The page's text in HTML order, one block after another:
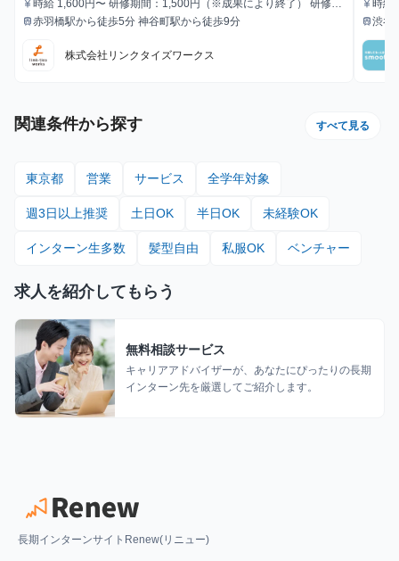
給与
currency_yen 時給 1,600円〜 研修期間：1,500円（※成果により終了） 研修終
了後：1,600円～ ＼アポ獲得によるインセンティブあり／ 1件〜1
はリセットされます 給与モデル ■月48時間稼働、アポ10件の場
合：176,800円 内訳：48時間×時給1,600円＋10件×インセンティ
最寄駅
train赤羽橋駅から徒歩5分 神谷町駅から徒歩9分
株式会社リンクタイズワークス
給与
currency_yen 時給
最寄駅
train渋谷
関連条件から探す すべて見る
東京都 営業 サービス 全学年対象
週3日以上推奨 土日OK 半日OK 未経験OK
インターン生多数 髪型自由 私服OK ベンチャー
求人を紹介してもらう
無料相談サービス
キャリアアドバイザーが、あなたにぴったりの長期
インターン先を厳選してご紹介します。
長期インターンサイトRenew(リニュー)